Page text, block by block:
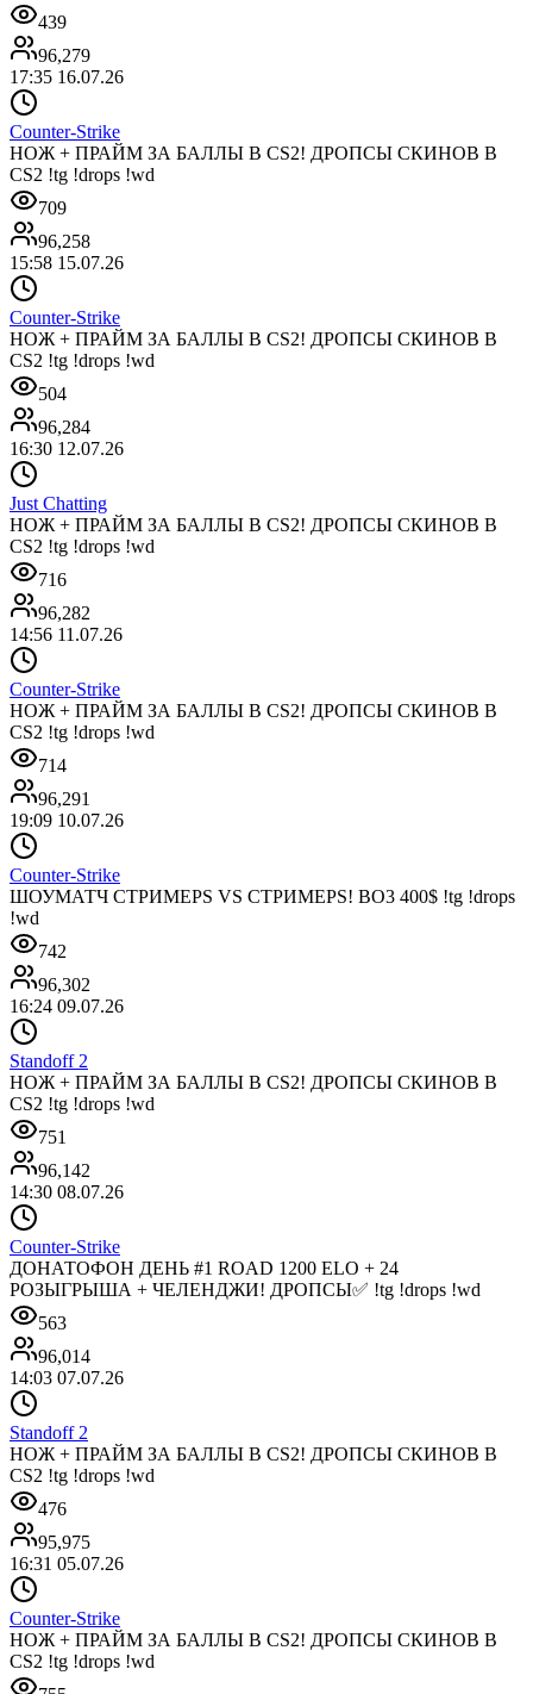
439
96,279
17:35 16.07.26
Counter-Strike
НОЖ + ПРАЙМ ЗА БАЛЛЫ В CS2! ДРОПСЫ СКИНОВ В
CS2 !tg !drops !wd
709
96,258
15:58 15.07.26
Counter-Strike
НОЖ + ПРАЙМ ЗА БАЛЛЫ В CS2! ДРОПСЫ СКИНОВ В
CS2 !tg !drops !wd
504
96,284
16:30 12.07.26
Just Chatting
НОЖ + ПРАЙМ ЗА БАЛЛЫ В CS2! ДРОПСЫ СКИНОВ В
CS2 !tg !drops !wd
716
96,282
14:56 11.07.26
Counter-Strike
НОЖ + ПРАЙМ ЗА БАЛЛЫ В CS2! ДРОПСЫ СКИНОВ В
CS2 !tg !drops !wd
714
96,291
19:09 10.07.26
Counter-Strike
ШОУМАТЧ СТРИМЕРS VS СТРИМЕРS! BO3 400$ !tg !drops
!wd
742
96,302
16:24 09.07.26
Standoff 2
НОЖ + ПРАЙМ ЗА БАЛЛЫ В CS2! ДРОПСЫ СКИНОВ В
CS2 !tg !drops !wd
751
96,142
14:30 08.07.26
Counter-Strike
ДОНАТОФОН ДЕНЬ #1 ROAD 1200 ELO + 24
РОЗЫГРЫША + ЧЕЛЕНДЖИ! ДРОПСЫ✅ !tg !drops !wd
563
96,014
14:03 07.07.26
Standoff 2
НОЖ + ПРАЙМ ЗА БАЛЛЫ В CS2! ДРОПСЫ СКИНОВ В
CS2 !tg !drops !wd
476
95,975
16:31 05.07.26
Counter-Strike
НОЖ + ПРАЙМ ЗА БАЛЛЫ В CS2! ДРОПСЫ СКИНОВ В
CS2 !tg !drops !wd